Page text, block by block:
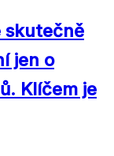
skutečně
jen o
Klíčem je